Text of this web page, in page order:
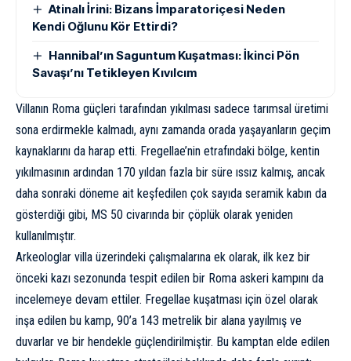
Atinalı İrini: Bizans İmparatoriçesi Neden
Kendi Oğlunu Kör Ettirdi?
Hannibal’ın Saguntum Kuşatması: İkinci Pön
Savaşı’nı Tetikleyen Kıvılcım
Villanın Roma güçleri tarafından yıkılması sadece tarımsal üretimi
sona erdirmekle kalmadı, aynı zamanda orada yaşayanların geçim
kaynaklarını da harap etti. Fregellae’nin etrafındaki bölge, kentin
yıkılmasının ardından 170 yıldan fazla bir süre ıssız kalmış, ancak
daha sonraki döneme ait keşfedilen çok sayıda seramik kabın da
gösterdiği gibi, MS 50 civarında bir çöplük olarak yeniden
kullanılmıştır.
Arkeologlar villa üzerindeki çalışmalarına ek olarak, ilk kez bir
önceki kazı sezonunda tespit edilen bir Roma askeri kampını da
incelemeye devam ettiler. Fregellae kuşatması için özel olarak
inşa edilen bu kamp, 90’a 143 metrelik bir alana yayılmış ve
duvarlar ve bir hendekle güçlendirilmiştir. Bu kamptan elde edilen